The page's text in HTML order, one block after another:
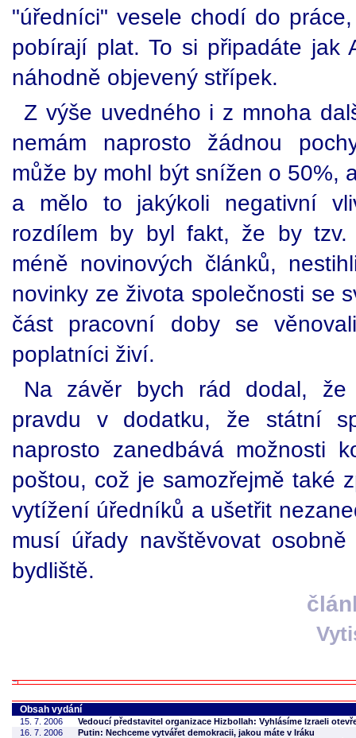
"úředníci" vesele chodí do
pobírají plat. To si připadáte jak
náhodně objevený střípek.
Z výše uvedného i z mnoha
nemám naprosto žádnou
může by mohl být snížen o 50%,
a mělo to jakýkoli negativní
rozdílem by byl fakt, že by tzv.
méně novinových článků,
novinky ze života společnosti se
část pracovní doby se
poplatníci živí.
Na závěr bych rád dodal,
pravdu v dodatku, že státní
naprosto zanedbává možnosti
poštou, což je samozřejmě také
vytížení úředníků a ušetřit
musí úřady navštěvovat
bydliště.
Obsah vydání
15. 7. 2006
Vedoucí představitel organizace Hizbollah: Vyhlásíme Izraeli
16. 7. 2006
Putin: Nechceme vytvářet demokracii, jakou máte v Iráku